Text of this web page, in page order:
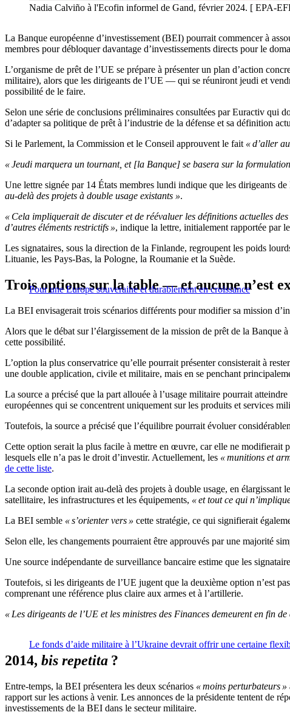
Nadia Calviño à l'Ecofin informel de Gand, février 2024. [ EPA-
La Banque européenne d’investissement (BEI) pourrait commencer à
membres pour débloquer davantage d’investissements directs pour le
L’organisme de prêt de l’UE se prépare à présenter un plan d’action
militaire), alors que les dirigeants de l’UE — qui se réuniront jeudi et
possibilité de le faire.
Selon une série de conclusions préliminaires consultées par Euractiv qui
d’adapter sa politique de prêt à l’industrie de la défense et sa définition
Si le Parlement, la Commission et le Conseil approuvent le fait « d’aller
« Jeudi marquera un tournant, et [la Banque] se basera sur la
Une lettre signée par 14 États membres lundi indique que les dirigeants
au-delà des projets à double usage existants ».
« Cela impliquerait de discuter et de réévaluer les définitions actuelles
d’autres éléments restrictifs », indique la lettre, initialement rapportée par le
Les signataires, sous la direction de la Finlande, regroupent les poids
Lituanie, les Pays-Bas, la Pologne, la Roumanie et la Suède.
Pour une Europe souveraine et durablement en croissance
Trois options sur la table — et aucune n’est
La BEI envisagerait trois scénarios différents pour modifier sa mission
Alors que le débat sur l’élargissement de la mission de prêt de la Banque
cette possibilité.
L’option la plus conservatrice qu’elle pourrait présenter consisterait à
une double application, civile et militaire, mais en se penchant
La source a précisé que la part allouée à l’usage militaire pourrait atteindre
européennes qui se concentrent uniquement sur les produits et services
Toutefois, la source a précisé que l’équilibre pourrait évoluer
Cette option serait la plus facile à mettre en œuvre, car elle ne modifierait
lesquels elle n’a pas le droit d’investir. Actuellement, les « munitions et
de cette liste.
La seconde option irait au-delà des projets à double usage, en élargissant
satellitaire, les infrastructures et les équipements, « et tout ce qui
La BEI semble « s’orienter vers » cette stratégie, ce qui signifierait
Selon elle, les changements pourraient être approuvés par une majorité
Une source indépendante de surveillance bancaire estime que les
Toutefois, si les dirigeants de l’UE jugent que la deuxième option n’est
comprenant une référence plus claire aux armes et à l’artillerie.
« Les dirigeants de l’UE et les ministres des Finances demeurent en fin
Le fonds d’aide militaire à l’Ukraine devrait offrir une certaine
2014, bis repetita ?
Entre-temps, la BEI présentera les deux scénarios « moins perturbateurs »
rapport sur les actions à venir. Les annonces de la présidente tentent de
investissements de la BEI dans le secteur militaire.